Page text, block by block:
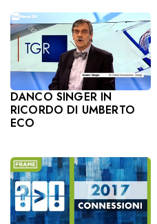
DANCO SINGER IN
RICORDO DI UMBERTO
ECO